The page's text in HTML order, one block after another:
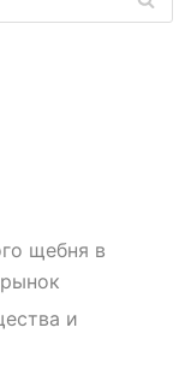
щебня в
и